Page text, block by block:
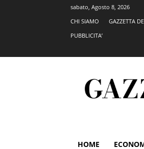
sabato, Agosto 8, 2026
CHI SIAMO
GAZZETTA
PUBBLICITA’
HOME